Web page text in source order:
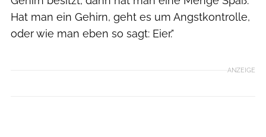
Hat man ein Gehirn, geht es um Angstkontrolle,
oder wie man eben so sagt: Eier."
ANZEIGE